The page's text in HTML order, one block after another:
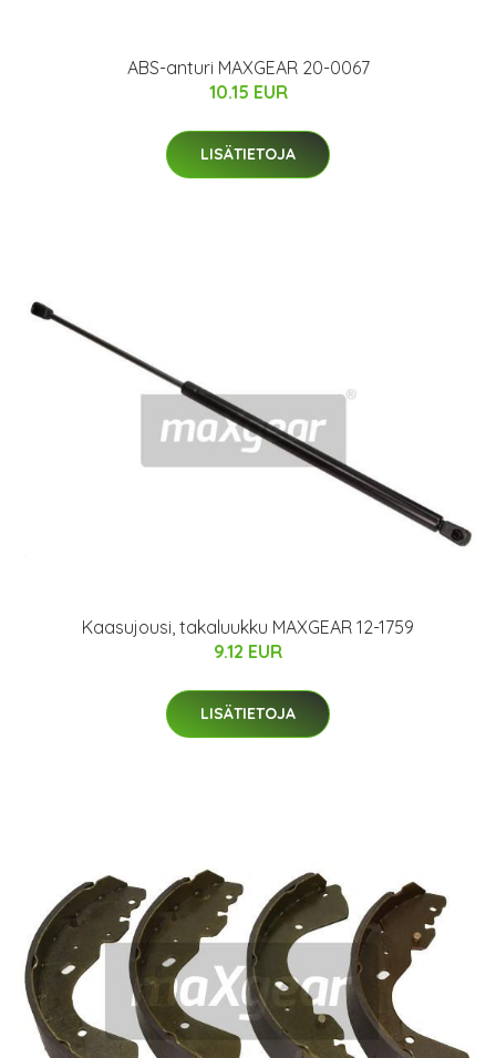
ABS-anturi MAXGEAR 20-0067
10.15 EUR
LISÄTIETOJA
Kaasujousi, takaluukku MAXGEAR 12-1759
9.12 EUR
LISÄTIETOJA